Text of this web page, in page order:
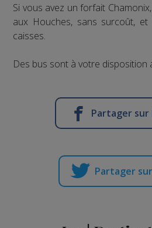
Si vous avez un forfait
aux Houches, sans surcoût,
caisses.
Des bus sont à votre disposition
Partager sur
Partager